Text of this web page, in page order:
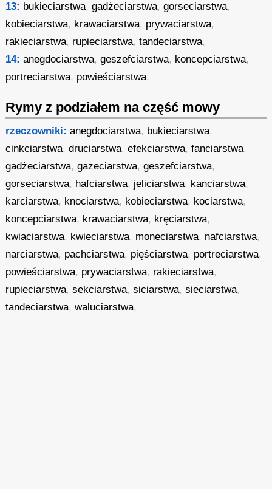
13: bukieciarstwa,gadżeciarstwa,gorseciarstwa,
kobieciarstwa, krawaciarstwa, prywaciarstwa,
rakieciarstwa, rupieciarstwa,tandeciarstwa,
14: anegdociarstwa,geszefciarstwa, koncepciarstwa,
portreciarstwa, powieściarstwa,
Rymy z podziałem na część mowy
rzeczowniki: anegdociarstwa, bukieciarstwa,
cinkciarstwa,druciarstwa,efekciarstwa,fanciarstwa,
gadżeciarstwa,gazeciarstwa,geszefciarstwa,
gorseciarstwa, hafciarstwa, jeliciarstwa, kanciarstwa,
karciarstwa, knociarstwa, kobieciarstwa, kociarstwa,
koncepciarstwa, krawaciarstwa, kręciarstwa,
kwiaciarstwa, kwieciarstwa, moneciarstwa, nafciarstwa,
narciarstwa, pachciarstwa, pięściarstwa, portreciarstwa,
powieściarstwa, prywaciarstwa, rakieciarstwa,
rupieciarstwa,sekciarstwa,siciarstwa,sieciarstwa,
tandeciarstwa,waluciarstwa,